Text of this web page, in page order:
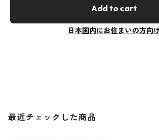
Add to cart
日本国内にお住まいの方向
最近チェックした商品